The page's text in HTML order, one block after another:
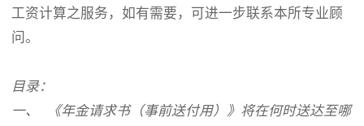
工资计算之服务，如有需要，可进一步联系本所专业顾
问。
目录：
一、 《年金请求书（事前送付用）》将在何时送达至哪